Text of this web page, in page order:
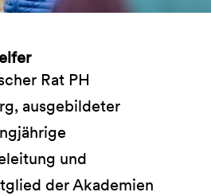
Rat PH
ausgebildeter
und
der Akademien